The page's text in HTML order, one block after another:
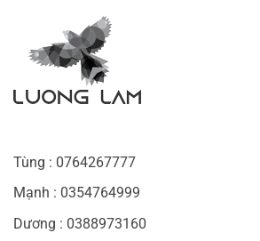
Tùng : 0764267777
Mạnh : 0354764999
Dương : 0388973160